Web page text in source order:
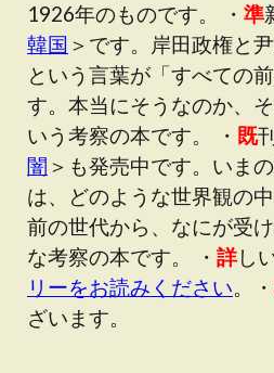
1926年のものです。 ・ 準
韓国 ＞です。岸田政権と
という言葉が「すべての
す。本当にそうなのか、
いう考察の本です。 ・ 既
闇 ＞も発売中です。いま
は、どのような世界観の
前の世代から、なにが受
な考察の本です。 ・ 詳し
リーをお読みください。・
ざいます。